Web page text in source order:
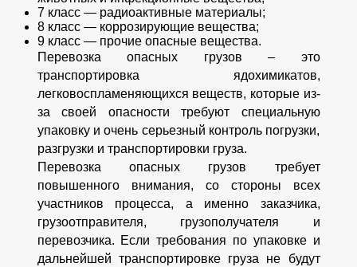
7 класс — радиоактивные материалы;
8 класс — коррозирующие вещества;
9 класс — прочие опасные вещества.
Перевозка опасных грузов – это
транспортировка ядохимикатов,
легковоспламеняющихся веществ, которые из-
за своей опасности требуют специальную
упаковку и очень серьезный контроль погрузки,
разгрузки и транспортировки груза.
Перевозка опасных грузов требует
повышенного внимания, со стороны всех
участников процесса, а именно заказчика,
грузоотправителя, грузополучателя и
перевозчика. Если требования по упаковке и
дальнейшей транспортировке груза не будут